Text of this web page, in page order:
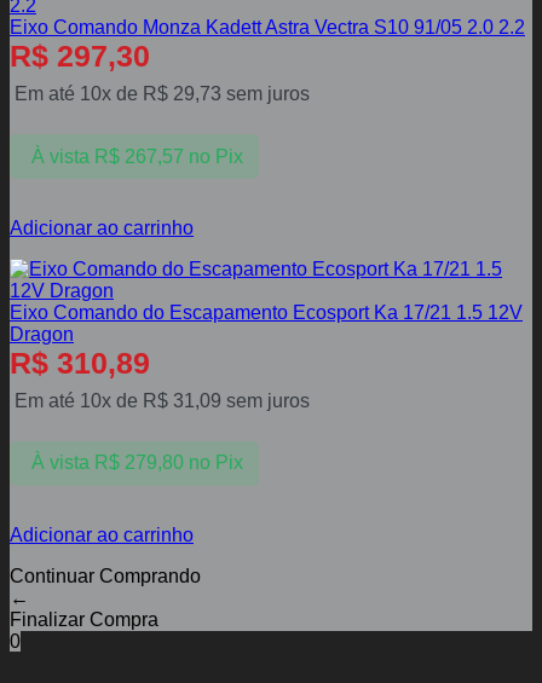
Eixo Comando Monza Kadett Astra Vectra S10 91/05 2.0 2.2
R$ 297,30
Em até 10x de R$ 29,73 sem juros
À vista R$267,57 no Pix
Adicionar ao carrinho
Eixo Comando do Escapamento Ecosport Ka 17/21 1.5 12V
Dragon
R$ 310,89
Em até 10x de R$ 31,09 sem juros
À vista R$279,80 no Pix
Adicionar ao carrinho
Continuar Comprando
←
Finalizar Compra
0